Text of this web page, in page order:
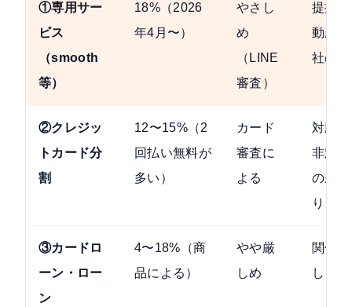
①専用サー
ビス
（smooth
等）
18%（2026
年4月〜）
やさし
め
（LINE
審査）
提携不
動産会
社のみ
②クレジッ
トカード分
割
12〜15%（2
回払い無料が
多い）
カード
審査に
よる
対応・
非対応
の差あ
り
③カードロ
ーン・ロー
ン
4〜18%（商
品による）
やや厳
しめ
関係な
し